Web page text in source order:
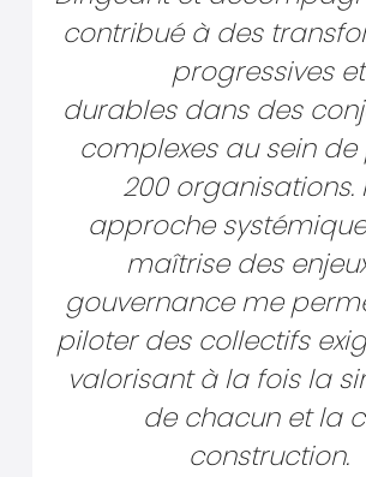
contribué à des
progressives et
durables dans des
complexes au sein
200 organisations.
approche
maîtrise des
gouvernance me
piloter des collectifs
valorisant à la fois la
de chacun et la
construction.